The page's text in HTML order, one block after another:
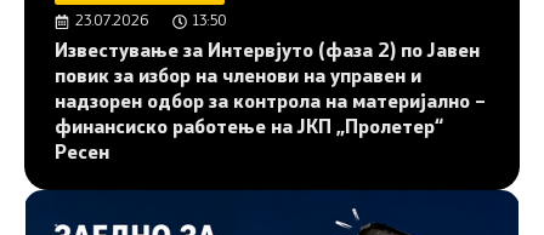
23.07.2026 13:50
Известување за Интервјуто (фаза 2) по Јавен
повик за избор на членови на управен и
надзорен одбор за контрола на материјално –
финансиско работење на ЈКП „Пролетер“
Ресен